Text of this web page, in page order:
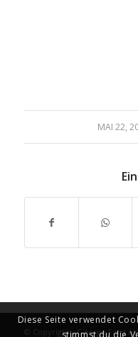
MAI 22,
/
© Copyright - George Ford
Diese Seite verwendet